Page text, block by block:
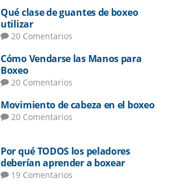
Qué clase de guantes de boxeo
utilizar
20 Comentarios
Cómo Vendarse las Manos para
Boxeo
20 Comentarios
Movimiento de cabeza en el boxeo
20 Comentarios
Por qué TODOS los peladores
deberían aprender a boxear
19 Comentarios